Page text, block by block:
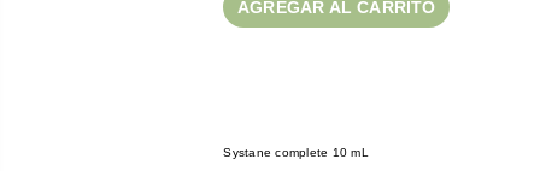
AGREGAR AL CARRITO
Systane complete 10 mL